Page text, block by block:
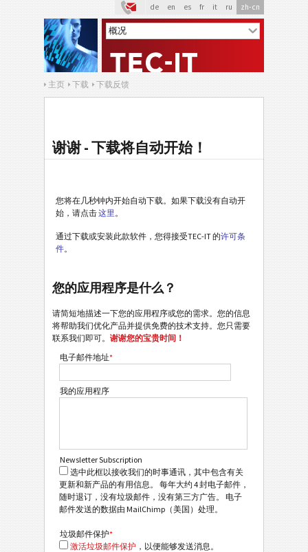
de en es fr it ru zh-cn
主页 下载 下载反馈
谢谢 - 下载将自动开始！
您将在几秒钟内开始自动下载。如果下载没有自动开
始，请点击这里。
通过下载或安装此款软件，您得接受TEC-IT 的许可条
件。
您的应用程序是什么？
请简短地描述一下您的应用程序或您的需求。您的信息
将帮助我们优化产品并提供免费的技术支持。您只需要
联系我们即可。 谢谢您的宝贵时间！
电子邮件地址*
我的应用程序
Newsletter Subscription
选中此框以接收我们的时事通讯，其中包含有关
更新和新产品的有用信息。 每年大约 4 封电子邮件，
随时退订，没有垃圾邮件，没有第三方广告。 电子
邮件发送的数据由 MailChimp（美国）处理。
垃圾邮件保护*
激活垃圾邮件保护 ，以便能够发送消息。